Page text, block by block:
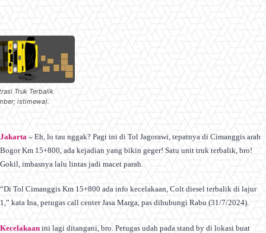
Truk Terbalik
istimewa).
Jakarta – Eh, lo tau nggak? Pagi ini di Tol Jagorawi, tepatnya di Cimanggis arah
Bogor Km 15+800, ada kejadian yang bikin geger! Satu unit truk terbalik, bro!
Gokil, imbasnya lalu lintas jadi macet parah.
“Di Tol Cimanggis Km 15+800 ada info kecelakaan, Colt diesel terbalik di lajur
1,” kata Ina, petugas call center Jasa Marga, pas dihubungi Rabu (31/7/2024).
Kecelakaan ini lagi ditangani, bro. Petugas udah pada stand by di lokasi buat